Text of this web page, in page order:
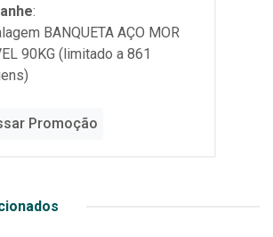
:
BANQUETA AÇO MOR
90KG (limitado a 861
Promoção